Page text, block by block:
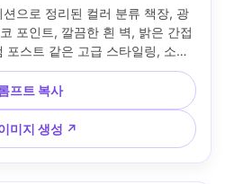
으로 정리된 컬러 분류 책장, 광
포인트, 깔끔한 흰 벽, 밝은 간접
포스트 같은 고급 스타일링, 소니
구도, 선명한 초점, 은은한 보케,
스러운 하이라이트 --ar 4:5
프트 복사
미지 생성 ↗